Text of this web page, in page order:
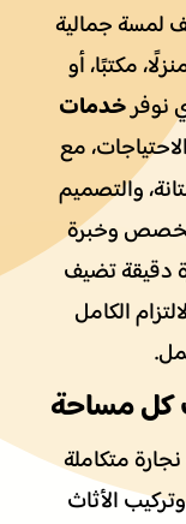
لمسة جمالية
مكتبًا، أو
نوفرخدمات
مع
والتصميم
وخبرة
دقيقة تضيف
الكامل
كل مساحة
متكاملة
الأثاث